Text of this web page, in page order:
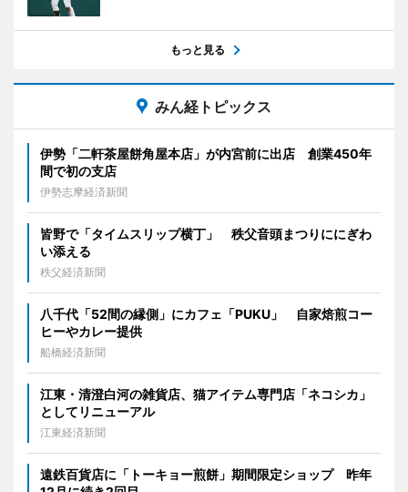
もっと見る
みん経トピックス
伊勢「二軒茶屋餅角屋本店」が内宮前に出店 創業450年
間で初の支店
伊勢志摩経済新聞
皆野で「タイムスリップ横丁」 秩父音頭まつりににぎわ
い添える
秩父経済新聞
八千代「52間の縁側」にカフェ「PUKU」 自家焙煎コー
ヒーやカレー提供
船橋経済新聞
江東・清澄白河の雑貨店、猫アイテム専門店「ネコシカ」
としてリニューアル
江東経済新聞
遠鉄百貨店に「トーキョー煎餅」期間限定ショップ 昨年